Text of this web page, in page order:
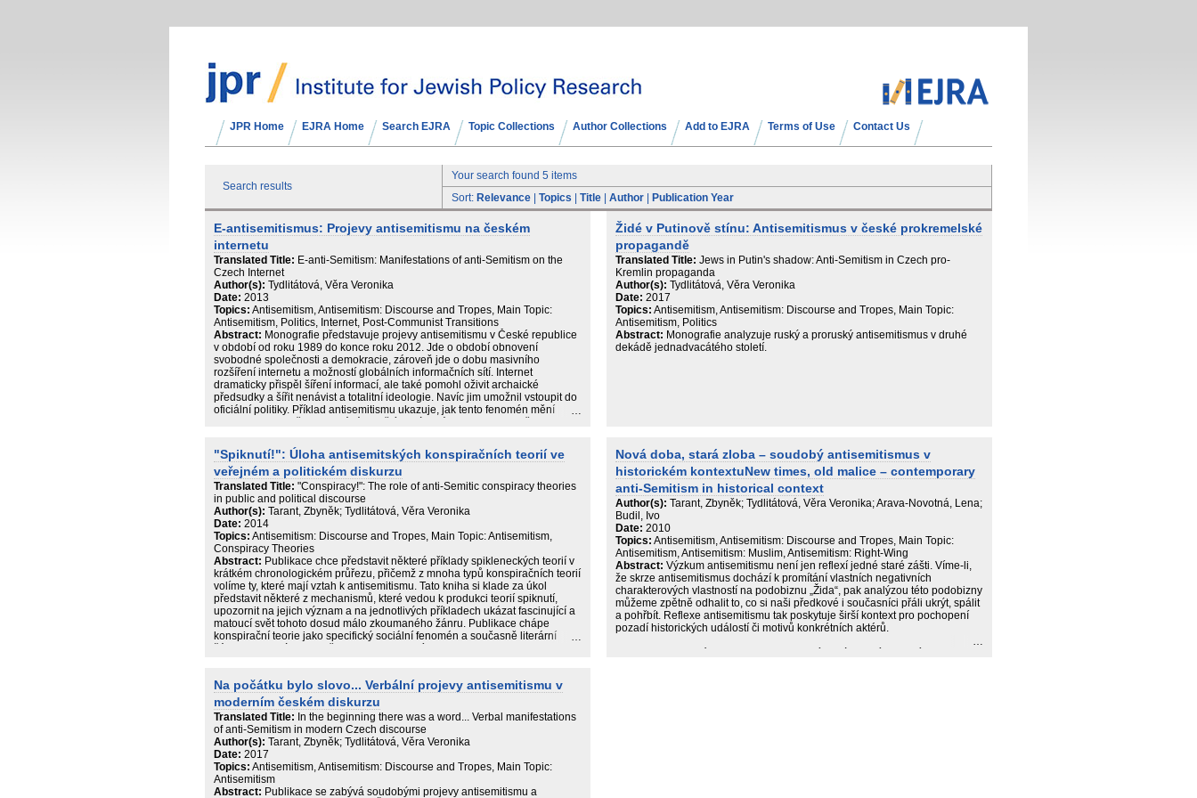
JPR Home EJRA Home Search EJRA Topic Collections Author Collections Add to EJRA Terms of Use Contact Us
Search results
Your search found 5 items
Sort: Relevance Topics Title Author Publication Year
E-antisemitismus: Projevy antisemitismu na českém
internetu
Translated Title: E-anti-Semitism: Manifestations of anti-Semitism on the
Czech Internet
Author(s): Tydlitátová, Věra Veronika
Date: 2013
Topics: Antisemitism, Antisemitism: Discourse and Tropes, Main Topic:
Antisemitism, Politics, Internet, Post-Communist Transitions
Abstract: Monografie představuje projevy antisemitismu v České republice
v období od roku 1989 do konce roku 2012. Jde o období obnovení
svobodné společnosti a demokracie, zároveň jde o dobu masivního
rozšíření internetu a možností globálních informačních sítí. Internet
dramaticky přispěl šíření informací, ale také pomohl oživit archaické
předsudky a šířit nenávist a totalitní ideologie. Navíc jim umožnil vstoupit do
oficiální politiky. Příklad antisemitismu ukazuje, jak tento fenomén mění
během funkčního období prezidenta Václava Klause postupně proměnil v
"novou normalizaci". Ukazuje se také, jak se postupně proměňuje
hodnocení československé a české historie během výměny generací. Spolu
se vzestupen nových technologií antisemitismus nejen že nevymizel, ale
podobně jako i jiné sociální patologie nalezl nové příležitosti ke svému
šíření.
Židé v Putinově stínu: Antisemitismus v české prokremelské
propagandě
Translated Title: Jews in Putin's shadow: Anti-Semitism in Czech pro-
Kremlin propaganda
Author(s): Tydlitátová, Věra Veronika
Date: 2017
Topics: Antisemitism, Antisemitism: Discourse and Tropes, Main Topic:
Antisemitism, Politics
Abstract: Monografie analyzuje ruský a proruský antisemitismus v druhé
dekádě jednadvacátého století.
"Spiknutí!": Úloha antisemitských konspiračních teorií ve
veřejném a politickém diskurzu
Translated Title: "Conspiracy!": The role of anti-Semitic conspiracy theories
in public and political discourse
Author(s): Tarant, Zbyněk; Tydlitátová, Věra Veronika
Date: 2014
Topics: Antisemitism: Discourse and Tropes, Main Topic: Antisemitism,
Conspiracy Theories
Abstract: Publikace chce představit některé příklady spikleneckých teorií v
krátkém chronologickém průřezu, přičemž z mnoha typů konspiračních teorií
volíme ty, které mají vztah k antisemitismu. Tato kniha si klade za úkol
představit některé z mechanismů, které vedou k produkci teorií spiknutí,
upozornit na jejich význam a na jednotlivých příkladech ukázat fascinující a
matoucí svět tohoto dosud málo zkoumaného žánru. Publikace chápe
konspirační teorie jako specifický sociální fenomén a současně literární
Nová doba, stará zloba – soudobý antisemitismus v
historickém kontextuNew times, old malice – contemporary
anti-Semitism in historical context
Author(s): Tarant, Zbyněk; Tydlitátová, Věra Veronika; Arava-Novotná, Lena;
Budil, Ivo
Date: 2010
Topics: Antisemitism, Antisemitism: Discourse and Tropes, Main Topic:
Antisemitism, Antisemitism: Muslim, Antisemitism: Right-Wing
Abstract: Výzkum antisemitismu není jen reflexí jedné staré zášti. Víme-li,
že skrze antisemitismus dochází k promítání vlastních negativních
charakterových vlastností na podobiznu „Žida“, pak analýzou této podobizny
můžeme zpětně odhalit to, co si naši předkové i současníci přáli ukrýt, spálit
a pohřbít. Reflexe antisemitismu tak poskytuje širší kontext pro pochopení
pozadí historických událostí či motivů konkrétních aktérů.
Na počátku bylo slovo... Verbální projevy antisemitismu v
moderním českém diskurzu
Translated Title: In the beginning there was a word... Verbal manifestations
of anti-Semitism in modern Czech discourse
Author(s): Tarant, Zbyněk; Tydlitátová, Věra Veronika
Date: 2017
Topics: Antisemitism, Antisemitism: Discourse and Tropes, Main Topic:
Antisemitism
Abstract: Publikace se zabývá soudobými projevy antisemitismu a